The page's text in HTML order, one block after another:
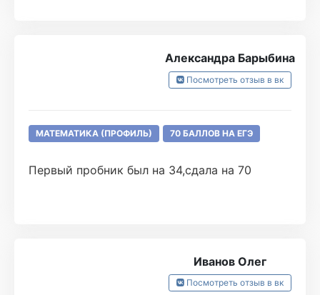
Александра Барыбина
Посмотреть отзыв в вк
МАТЕМАТИКА (ПРОФИЛЬ) 70 БАЛЛОВ НА ЕГЭ
Первый пробник был на 34,сдала на 70
Иванов Олег
Посмотреть отзыв в вк